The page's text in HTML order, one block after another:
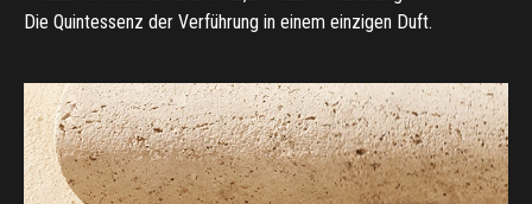
Die Quintessenz der Verführung in einem einzigen Duft.